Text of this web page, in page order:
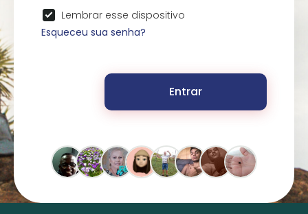
Lembrar esse dispositivo
Esqueceu sua senha?
Entrar